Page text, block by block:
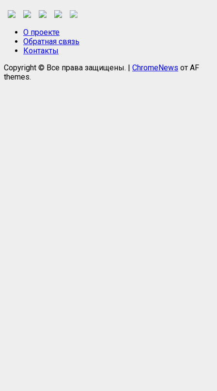
О проекте
Обратная связь
Контакты
Copyright © Все права защищены. | ChromeNews от AF
themes.